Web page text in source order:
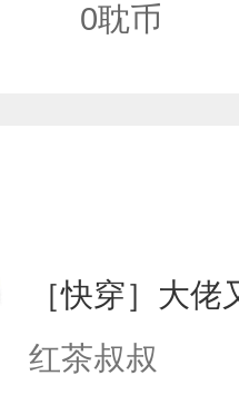
0耽币
［快穿］大
红茶叔叔